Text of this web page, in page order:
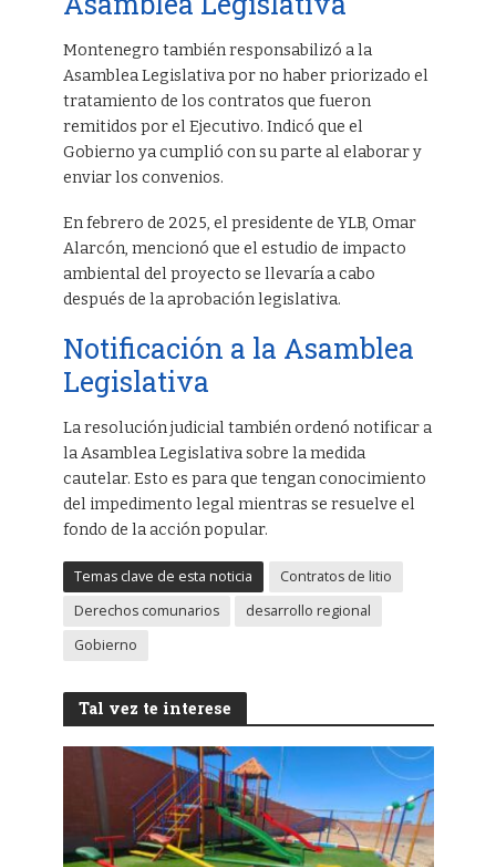
Montenegro también responsabilizó a la
Asamblea Legislativa por no haber priorizado el
tratamiento de los contratos que fueron
remitidos por el Ejecutivo. Indicó que el
Gobierno ya cumplió con su parte al elaborar y
enviar los convenios.
En febrero de 2025, el presidente de YLB, Omar
Alarcón, mencionó que el estudio de impacto
ambiental del proyecto se llevaría a cabo
después de la aprobación legislativa.
Notificación a la Asamblea
Legislativa
La resolución judicial también ordenó notificar a
la Asamblea Legislativa sobre la medida
cautelar. Esto es para que tengan conocimiento
del impedimento legal mientras se resuelve el
fondo de la acción popular.
Temas clave de esta noticia
Contratos de litio
Derechos comunarios
desarrollo regional
Gobierno
Tal vez te interese